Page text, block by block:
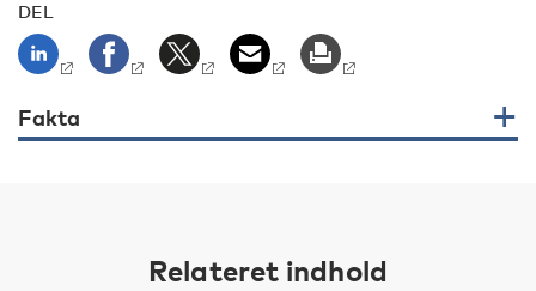
DEL
Fakta
Relateret indhold